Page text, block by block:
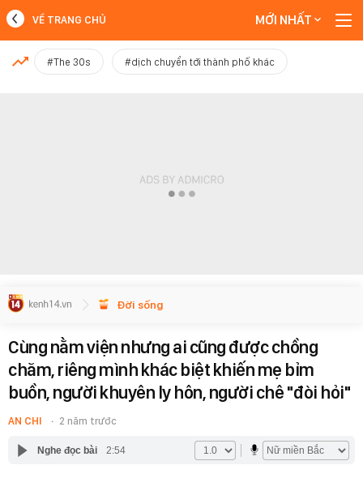
MỚI NHẤT
VỀ TRANG CHỦ MỚI NHẤT
#The 30s #dịch chuyển tới thành phố khác
Đời sống
Cùng nằm viện nhưng ai cũng được chồng
chăm, riêng mình khác biệt khiến mẹ bỉm
buồn, người khuyên ly hôn, người chê "đòi hỏi"
AN CHI 2 năm trước
Nghe đọc bài 2:54